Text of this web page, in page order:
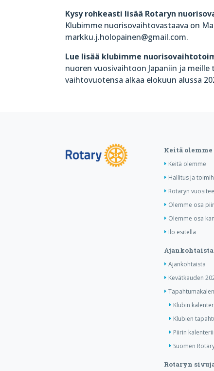
Kysy rohkeasti lisää Rotaryn
Klubimme nuorisovaihtovastaava on
markku.j.holopainen@gmail.com.
Lue lisää klubimme
nuoren vuosivaihtoon Japaniin ja
vaihtovuotensa alkaa elokuun alussa
Keitä olemme
Keitä olemme
Hallitus ja
Rotaryn
Olemme osa
Olemme osa
Ilo esitellä
Ajankohtaista
Ajankohtaista
Kevätkauden
Klubin
Klubien
Piirin
Suomen
Rotaryn